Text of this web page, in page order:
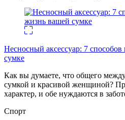
Несносный аксессуар: 7
сумке
Как вы думаете, что общего
сумкой и красивой женщиной?
характер, и обе нуждаются в
Спорт